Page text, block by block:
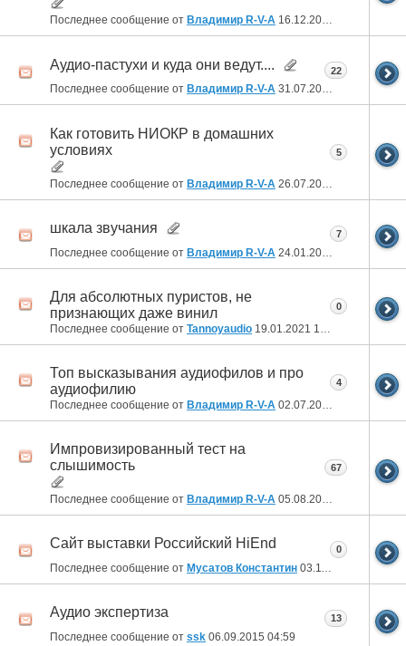
Последнее сообщение от Владимир R-V-A 16.12.2022
Аудио-пастухи и куда они ведут....
Последнее сообщение от Владимир R-V-A 31.07.2022
22
Как готовить НИОКР в домашних
условиях
Последнее сообщение от Владимир R-V-A 26.07.2022
5
шкала звучания
Последнее сообщение от Владимир R-V-A 24.01.2022
7
Для абсолютных пуристов, не
признающих даже винил
Последнее сообщение от Tannoyaudio 19.01.2021 15:02
0
Топ высказывания аудиофилов и про
аудиофилию
Последнее сообщение от Владимир R-V-A 02.07.2020
4
Импровизированный тест на
слышимость
Последнее сообщение от Владимир R-V-A 05.08.2019
67
Сайт выставки Российский HiEnd
Последнее сообщение от Мусатов Константин 03.11.2015 11:24
0
Аудио экспертиза
Последнее сообщение от ssk 06.09.2015 04:59
13